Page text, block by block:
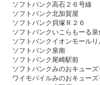
ソフトバンク高石２６号線
ソフトバンク北加賀屋
ソフトバンク貝塚Ｒ２６
ソフトバンクいこらもーる泉
ソフトバンクイオンモール
ソフトバンク泉南
ソフトバンク尾崎駅前
ソフトバンクみのおキュー
ワイモバイルみのおキュー